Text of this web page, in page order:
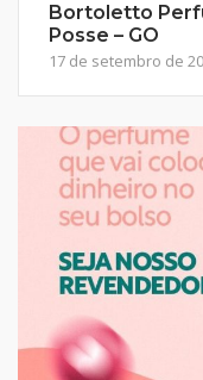
Bortoletto
Posse – GO
17 de setembro de